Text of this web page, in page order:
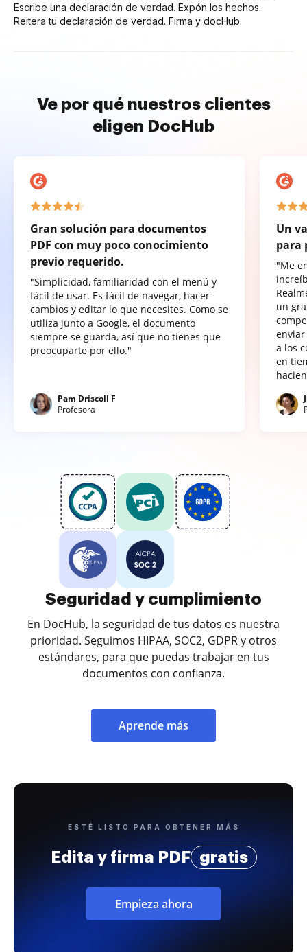
Escribe una declaración de verdad. Expón los hechos.
Reitera tu declaración de verdad. Firma y docHub.
Ve por qué nuestros clientes
eligen DocHub
Gran solución para documentos
PDF con muy poco conocimiento
previo requerido.
"Simplicidad, familiaridad con el menú y
fácil de usar. Es fácil de navegar, hacer
cambios y editar lo que necesites. Como se
utiliza junto a Google, el documento
siempre se guarda, así que no tienes que
preocuparte por ello."
Pam Driscoll F
Profesora
Un
para
"Me
un
a los
en
Seguridad y cumplimiento
En DocHub, la seguridad de tus datos es nuestra
prioridad. Seguimos HIPAA, SOC2, GDPR y otros
estándares, para que puedas trabajar en tus
documentos con confianza.
Aprende más
ESTÉ LISTO PARA OBTENER MÁS
Edita y firma PDF gratis
Empieza ahora